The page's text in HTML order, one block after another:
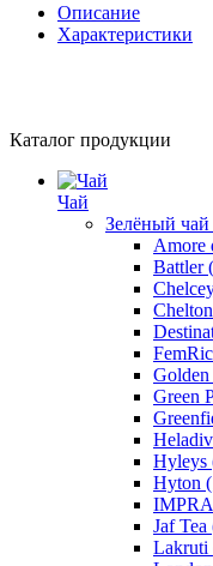
Описание
Характеристики
Каталог продукции
Чай
Зелёный чай
Amore
Battler
Golden
Green
Heladiv
Hyleys
Hyton
IMPRA
Jaf Tea
Lakruti